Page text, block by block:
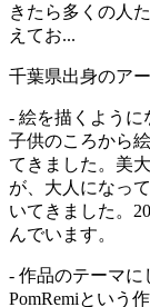
きたら多くの人
えてお...
千葉県出身のア
- 絵を描くように
子供のころから
てきました。美
が、大人になっ
いてきました。
んでいます。
- 作品のテーマに
PomRemiという